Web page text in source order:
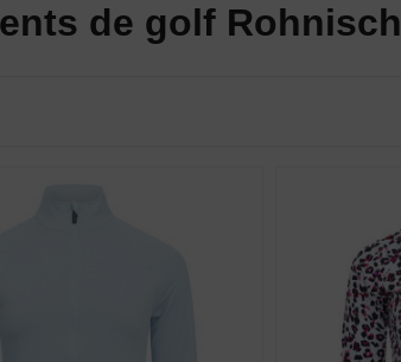
de golf Rohnisch